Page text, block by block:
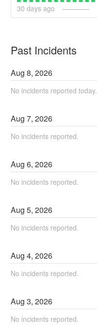
30 days ago
Past Incidents
Aug8,2026
No incidents reported today.
Aug7,2026
No incidents reported.
Aug6,2026
No incidents reported.
Aug5,2026
No incidents reported.
Aug4,2026
No incidents reported.
Aug3,2026
No incidents reported.